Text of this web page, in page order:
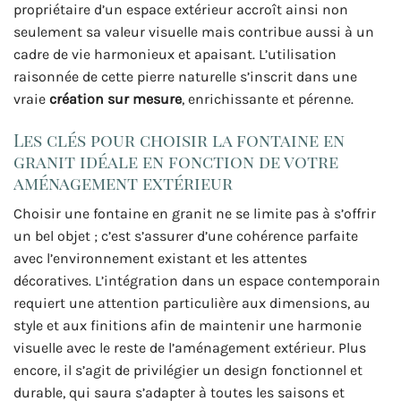
propriétaire d’un espace extérieur accroît ainsi non
seulement sa valeur visuelle mais contribue aussi à un
cadre de vie harmonieux et apaisant. L’utilisation
raisonnée de cette pierre naturelle s’inscrit dans une
vraie création sur mesure, enrichissante et pérenne.
Les clés pour choisir la fontaine en
granit idéale en fonction de votre
aménagement extérieur
Choisir une fontaine en granit ne se limite pas à s’offrir
un bel objet ; c’est s’assurer d’une cohérence parfaite
avec l’environnement existant et les attentes
décoratives. L’intégration dans un espace contemporain
requiert une attention particulière aux dimensions, au
style et aux finitions afin de maintenir une harmonie
visuelle avec le reste de l’aménagement extérieur. Plus
encore, il s’agit de privilégier un design fonctionnel et
durable, qui saura s’adapter à toutes les saisons et